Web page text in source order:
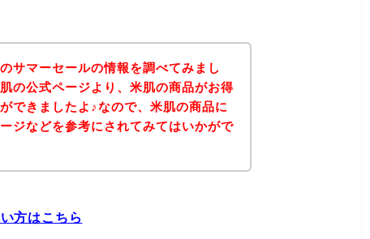
サマーセールの情報を調べてみまし
の公式ページより、米肌の商品がお得
できましたよ♪なので、米肌の商品に
ジなどを参考にされてみてはいかがで
方はこちら